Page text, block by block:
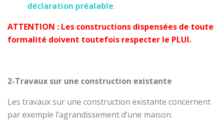
déclaration préalable.
ATTENTION : Les constructions dispensées de toute
formalité doivent toutefois respecter le PLUI.
2-Travaux sur une construction existante
Les travaux sur une construction existante concernent
par exemple l’agrandissement d’une maison.